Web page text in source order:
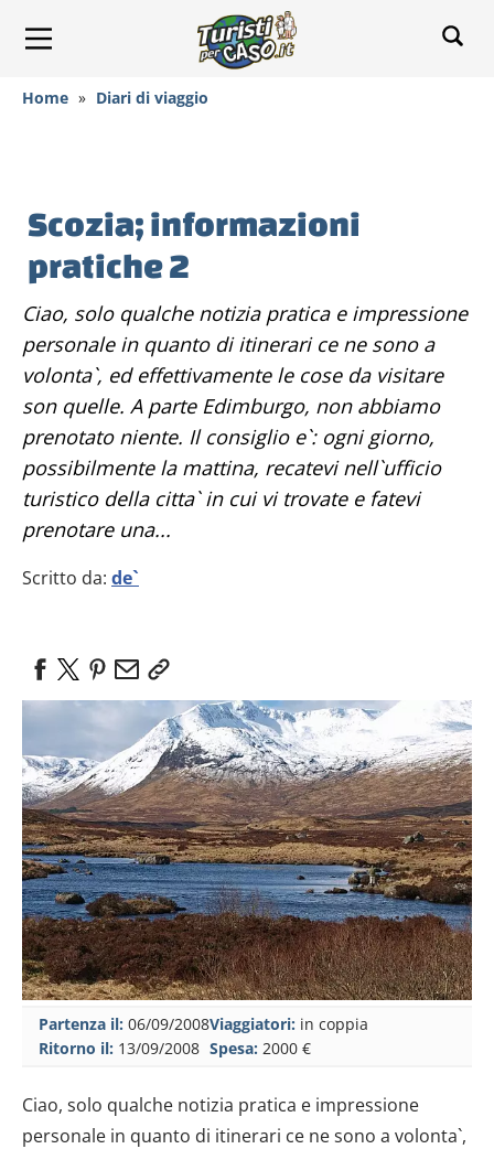
Home » Diari di viaggio
Scozia; informazioni
pratiche 2
Ciao, solo qualche notizia pratica e impressione
personale in quanto di itinerari ce ne sono a
volonta`, ed effettivamente le cose da visitare
son quelle. A parte Edimburgo, non abbiamo
prenotato niente. Il consiglio e`: ogni giorno,
possibilmente la mattina, recatevi nell`ufficio
turistico della citta` in cui vi trovate e fatevi
prenotare una...
Scritto da: de`
Partenza il: 06/09/2008
Ritorno il: 13/09/2008
Viaggiatori: in coppia
Spesa: 2000 €
Ciao, solo qualche notizia pratica e impressione
personale in quanto di itinerari ce ne sono a volonta`,